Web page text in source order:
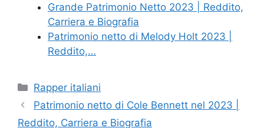
Grande Patrimonio Netto 2023 | Reddito,
Carriera e Biografia
Patrimonio netto di Melody Holt 2023 |
Reddito,…
Categories
Rapper italiani
Patrimonio netto di Cole Bennett nel 2023 |
Reddito, Carriera e Biografia